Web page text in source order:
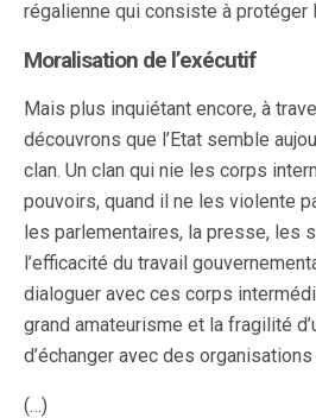
régalienne qui consiste à protéger
Moralisation de l’exécutif
Mais plus inquiétant encore, à
découvrons que l’Etat semble
clan. Un clan qui nie les corps
pouvoirs, quand il ne les violente
les parlementaires, la presse, les
l’efficacité du travail
dialoguer avec ces corps
grand amateurisme et la fragilité
d’échanger avec des
(…)